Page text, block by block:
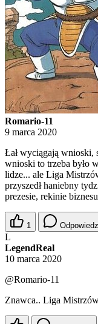
Romario-11
9 marca 2020
Łał wyciągają wnioski,
wnioski to trzeba było
lidze... ale Liga
przyszedł haniebny
prezesie, rekinie
1 Odpowiedz
L
LegendReal
10 marca 2020
@Romario-11
Znawca.. Liga